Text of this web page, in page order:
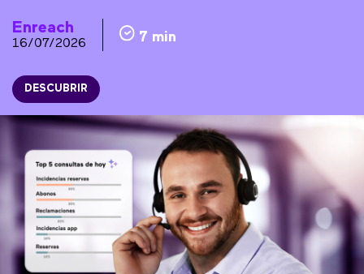
Enreach
16/07/2026 7 min
DESCUBRIR